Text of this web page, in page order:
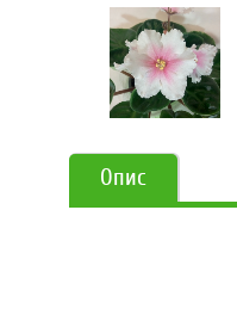
Опис